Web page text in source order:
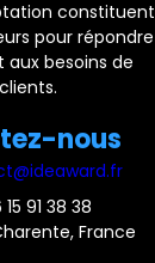
constituent
pour répondre
besoins de
nous
91 38 38
France